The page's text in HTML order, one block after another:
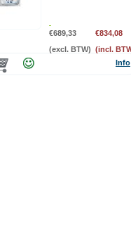
€689,33
(excl. BTW)
€834,08
(incl.
Info